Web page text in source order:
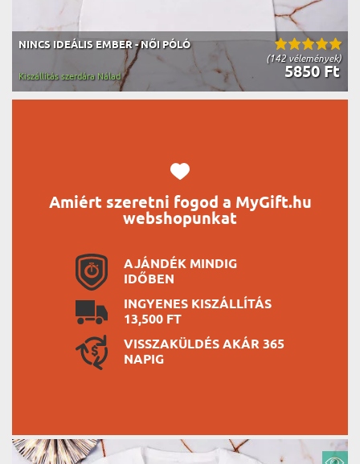
(142 vélemények)
NINCS IDEÁLIS EMBER - NŐI PÓLÓ
5850 Ft
Kiszállítás szerdára Nálad
Amiért szeretni fogod a MyGift.hu
webshopunkat
AJÁNDÉK MINDIG
IDŐBEN
INGYENES KISZÁLLÍTÁS
13,500 FT
VISSZAKÜLDÉS AKÁR 365
NAPIG